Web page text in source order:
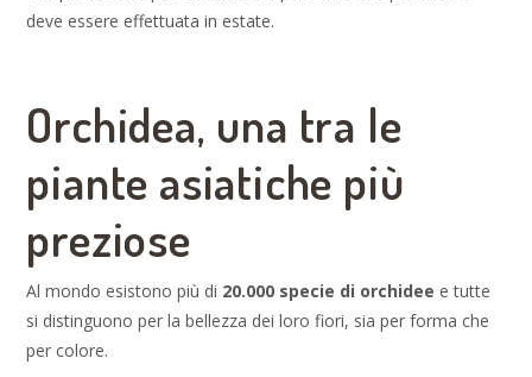
deve essere effettuata in estate.
Orchidea, una tra le
piante asiatiche più
preziose
Al mondo esistono più di 20.000 specie di orchidee e tutte
si distinguono per la bellezza dei loro fiori, sia per forma che
per colore.